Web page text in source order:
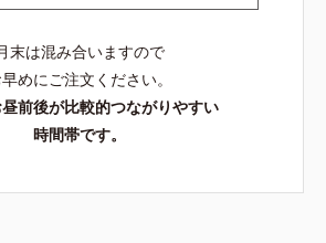
末は混み合いますので
めにご注文ください。
前後が比較的つながりやすい
時間帯です。